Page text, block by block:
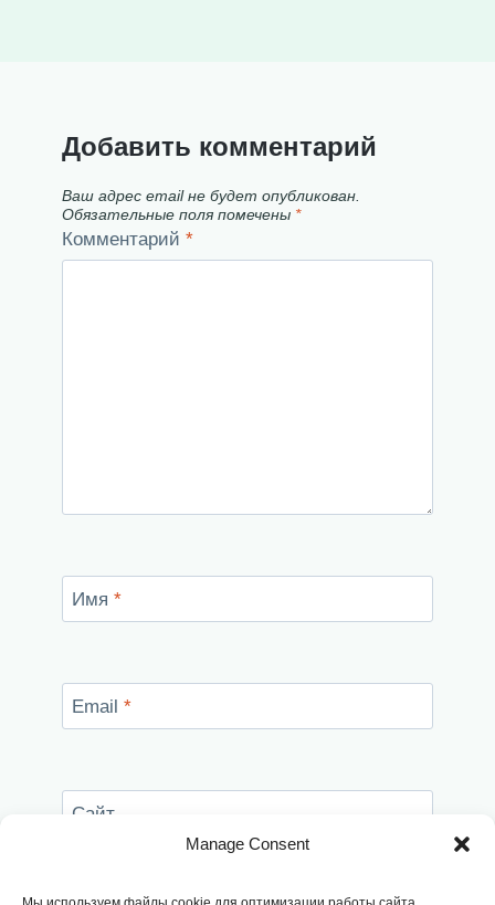
Manage Consent
Добавить комментарий
Ваш адрес email не будет опубликован.
Обязательные поля помечены *
Комментарий *
Имя *
Email *
Сайт
этом браузере для последующих моих